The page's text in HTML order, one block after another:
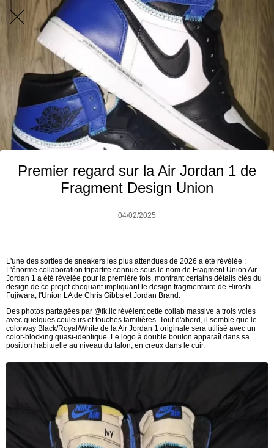
Premier regard sur la Air Jordan 1 de
Fragment Design Union
04/02/2025
L'une des sorties de sneakers les plus attendues de 2026 a été révélée :
L'énorme collaboration tripartite connue sous le nom de Fragment Union Air
Jordan 1 a été révélée pour la première fois, montrant certains détails clés du
design de ce projet choquant impliquant le design fragmentaire de Hiroshi
Fujiwara, l'Union LA de Chris Gibbs et Jordan Brand.
Des photos partagées par @fk.llc révèlent cette collab massive à trois voies
avec quelques couleurs et touches familières. Tout d'abord, il semble que le
colorway Black/Royal/White de la Air Jordan 1 originale sera utilisé avec un
color-blocking quasi-identique. Le logo à double boulon apparaît dans sa
position habituelle au niveau du talon, en creux dans le cuir.